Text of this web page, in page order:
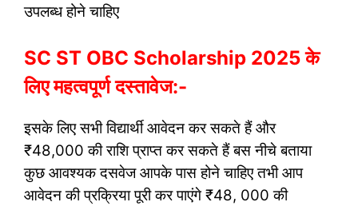
उपलब्ध होने चाहिए
SC ST OBC Scholarship 2025 के
लिए महत्वपूर्ण दस्तावेज:-
इसके लिए सभी विद्यार्थी आवेदन कर सकते हैं और
₹48,000 की राशि प्राप्त कर सकते हैं बस नीचे बताया
कुछ आवश्यक दसवेज आपके पास होने चाहिए तभी आप
आवेदन की प्रक्रिया पूरी कर पाएंगे ₹48, 000 की